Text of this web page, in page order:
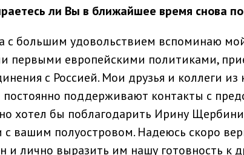
ли Вы в ближайшее время снова
с большим удовольствием вспоминаю
первыми европейскими политиками,
c Россией. Мои друзья и коллеги
постоянно поддерживают контакты с
хотел бы поблагодарить Ирину
с вашим полуостровом. Надеюсь скоро
и лично выразить им нашу готовность к